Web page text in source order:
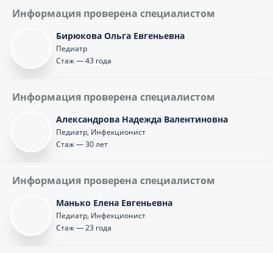
Информация проверена специалистом
Бирюкова Ольга Евгеньевна
Педиатр
Стаж — 43 года
Информация проверена специалистом
Александрова Надежда Валентиновна
Педиатр, Инфекционист
Стаж — 30 лет
Информация проверена специалистом
Манько Елена Евгеньевна
Педиатр, Инфекционист
Стаж — 23 года